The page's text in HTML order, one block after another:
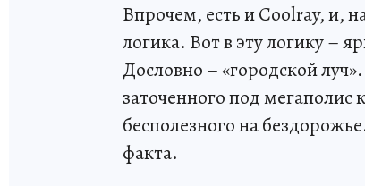
Впрочем, есть и Coolray, и,
логика. Вот в эту логику –
Дословно – «городской
заточенного под
бесполезного на
факта.